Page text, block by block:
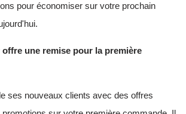
pour économiser sur votre prochain
une remise pour la première
ses nouveaux clients avec des offres